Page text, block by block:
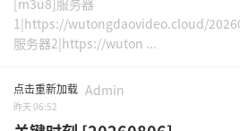
[m3u8]服务器
1|https://wutongdaovideo.cloud/
服务器2|https://wuton ...
点击重新加载 Admin
昨天 06:52